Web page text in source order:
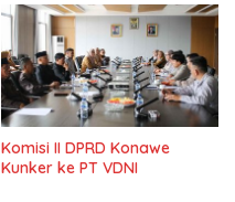
Komisi II DPRD Konawe
Kunker ke PT VDNI